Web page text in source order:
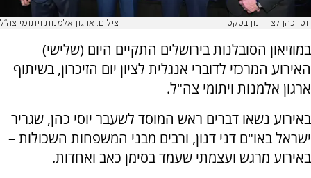
יוסי כהן לצד דנון בטקס צילום: ארגון אלמנות ויתומי צה"ל
במוזיאון הסובלנות בירושלים התקיים היום (שלישי)
האירוע המרכזי לדוברי אנגלית לציון יום הזיכרון, בשיתוף
ארגון אלמנות ויתומי צה"ל.
באירוע נשאו דברים ראש המוסד לשעבר יוסי כהן, שגריר
ישראל באו"ם דני דנון, ורבים מבני המשפחות השכולות –
באירוע מרגש ועצמתי שעמד בסימן כאב ואחדות.